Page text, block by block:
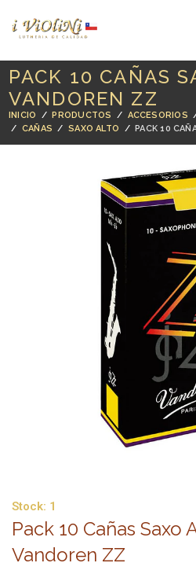
PACK 10 CAÑAS
VANDOREN ZZ
INICIO /PRODUCTOS / ACCESORIOS
/ CAÑAS /SAXO ALTO /PACK 10
Stock: 1
Pack 10 Cañas Saxo
Vandoren ZZ